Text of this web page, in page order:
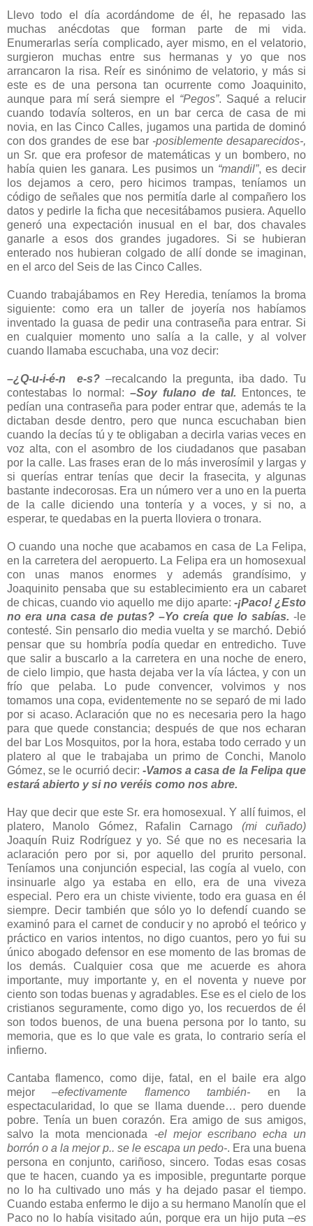
Llevo todo el día acordándome de él, he repasado las
muchas anécdotas que forman parte de mi vida.
Enumerarlas sería complicado, ayer mismo, en el velatorio,
surgieron muchas entre sus hermanas y yo que nos
arrancaron la risa. Reír es sinónimo de velatorio, y más si
este es de una persona tan ocurrente como Joaquinito,
aunque para mí será siempre el “Pegos”. Saqué a relucir
cuando todavía solteros, en un bar cerca de casa de mi
novia, en las Cinco Calles, jugamos una partida de dominó
con dos grandes de ese bar -posiblemente desaparecidos-,
un Sr. que era profesor de matemáticas y un bombero, no
había quien les ganara. Les pusimos un “mandil”, es decir
los dejamos a cero, pero hicimos trampas, teníamos un
código de señales que nos permitía darle al compañero los
datos y pedirle la ficha que necesitábamos pusiera. Aquello
generó una expectación inusual en el bar, dos chavales
ganarle a esos dos grandes jugadores. Si se hubieran
enterado nos hubieran colgado de allí donde se imaginan,
en el arco del Seis de las Cinco Calles.
Cuando trabajábamos en Rey Heredia, teníamos la broma
siguiente: como era un taller de joyería nos habíamos
inventado la guasa de pedir una contraseña para entrar. Si
en cualquier momento uno salía a la calle, y al volver
cuando llamaba escuchaba, una voz decir:
–¿Q-u-i-é-n e-s?–recalcando la pregunta, iba dado. Tu
contestabas lo normal: –Soy fulano de tal.
Entonces, te
pedían una contraseña para poder entrar que, además te la
dictaban desde dentro, pero que nunca escuchaban bien
cuando la decías tú y te obligaban a decirla varias veces en
voz alta, con el asombro de los ciudadanos que pasaban
por la calle. Las frases eran de lo más inverosímil y largas y
si querías entrar tenías que decir la frasecita, y algunas
bastante indecorosas. Era un número ver a uno en la puerta
de la calle diciendo una tontería y a voces, y si no, a
esperar, te quedabas en la puerta lloviera o tronara.
O cuando una noche que acabamos en casa de La Felipa,
en la carretera del aeropuerto. La Felipa era un homosexual
con unas manos enormes y además grandísimo, y
Joaquinito pensaba que su establecimiento era un cabaret
de chicas, cuando vio aquello me dijo aparte: -¡Paco! ¿Esto
no era una casa de putas? –Yo creía que lo sabías. -le
contesté. Sin pensarlo dio media vuelta y se marchó. Debió
pensar que su hombría podía quedar en entredicho. Tuve
que salir a buscarlo a la carretera en una noche de enero,
de cielo limpio, que hasta dejaba ver la vía láctea, y con un
frío que pelaba. Lo pude convencer, volvimos y nos
tomamos una copa, evidentemente no se separó de mi lado
por si acaso. Aclaración que no es necesaria pero la hago
para que quede constancia; después de que nos echaran
del bar Los Mosquitos, por la hora, estaba todo cerrado y un
platero al que le trabajaba un primo de Conchi, Manolo
Gómez, se le ocurrió decir: -Vamos a casa de la Felipa que
estará abierto y si no veréis como nos abre.
Hay que decir que este Sr. era homosexual. Y allí fuimos, el
platero, Manolo Gómez, Rafalin Carnago (mi cuñado)
Joaquín Ruiz Rodríguez y yo. Sé que no es necesaria la
aclaración pero por si, por aquello del prurito personal.
Teníamos una conjunción especial, las cogía al vuelo, con
insinuarle algo ya estaba en ello, era de una viveza
especial. Pero era un chiste viviente, todo era guasa en él
siempre. Decir también que sólo yo lo defendí cuando se
examinó para el carnet de conducir y no aprobó el teórico y
práctico en varios intentos, no digo cuantos, pero yo fui su
único abogado defensor en ese momento de las bromas de
los demás. Cualquier cosa que me acuerde es ahora
importante, muy importante y, en el noventa y nueve por
ciento son todas buenas y agradables. Ese es el cielo de los
cristianos seguramente, como digo yo, los recuerdos de él
son todos buenos, de una buena persona por lo tanto, su
memoria, que es lo que vale es grata, lo contrario sería el
infierno.
Cantaba flamenco, como dije, fatal, en el baile era algo
mejor–efectivamente flamenco también- en la
espectacularidad, lo que se llama duende… pero duende
pobre. Tenía un buen corazón. Era amigo de sus amigos,
salvo la mota mencionada -el mejor escribano echa un
borrón o a la mejor p.. se le escapa un pedo-. Era una buena
persona en conjunto, cariñoso, sincero. Todas esas cosas
que te hacen, cuando ya es imposible, preguntarte porque
no lo ha cultivado uno más y ha dejado pasar el tiempo.
Cuando estaba enfermo le dijo a su hermano Manolín que el
Paco no lo había visitado aún, porque era un hijo puta –es